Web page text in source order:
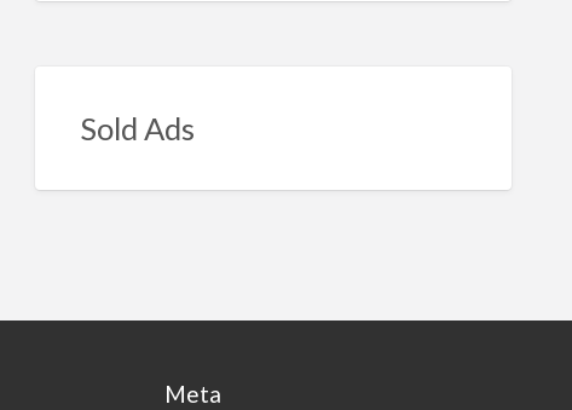
Sold Ads
Meta